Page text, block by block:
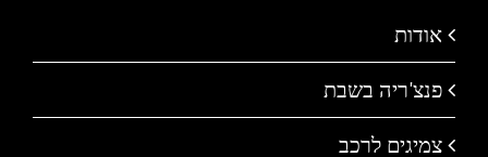
אודות
פנצ'ריה בשבת
צמיגים לרכב